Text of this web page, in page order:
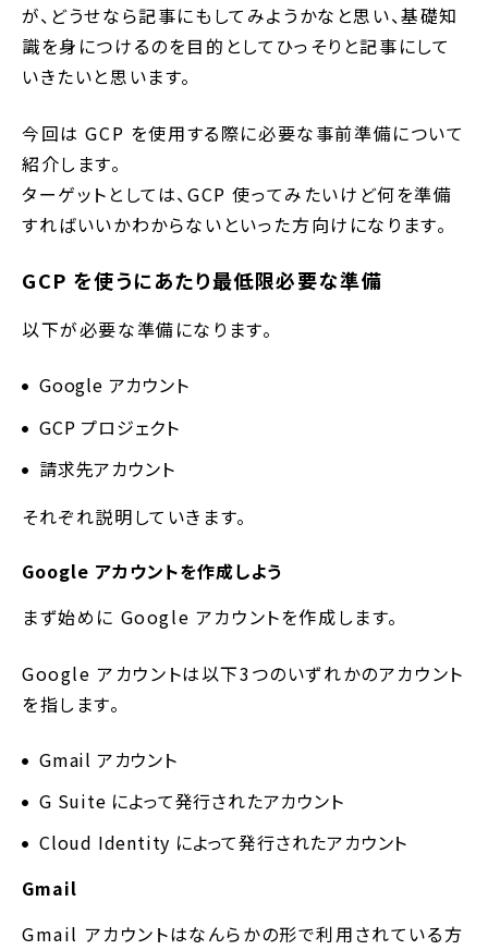
が、どうせなら記事にもしてみようかなと思い、基礎知
識を身につけるのを目的としてひっそりと記事にして
いきたいと思います。
今回は GCP を使用する際に必要な事前準備について
紹介します。
ターゲットとしては、GCP 使ってみたいけど何を準備
すればいいかわからないといった方向けになります。
GCP を使うにあたり最低限必要な準備
以下が必要な準備になります。
Google アカウント
GCP プロジェクト
請求先アカウント
それぞれ説明していきます。
Google アカウントを作成しよう
まず始めに Google アカウントを作成します。
Google アカウントは以下3つのいずれかのアカウント
を指します。
Gmail アカウント
G Suite によって発行されたアカウント
Cloud Identity によって発行されたアカウント
Gmail
Gmail アカウントはなんらかの形で利用されている方